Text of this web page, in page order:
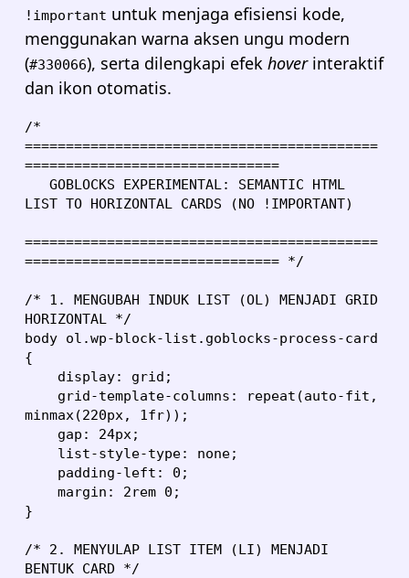
!important untuk menjaga efisiensi kode,
menggunakan warna aksen ungu modern
(#330066), serta dilengkapi efek hoverinteraktif
dan ikon otomatis.
/*
===========================================
===============================
LIST TO HORIZONTAL CARDS (NO !IMPORTANT)
===========================================
=============================== */
/* 1. MENGUBAH INDUK LIST (OL) MENJADI GRID
HORIZONTAL */
body ol.wp-block-list.goblocks-process-card
{
minmax(220px, 1fr));
}
/* 2. MENYULAP LIST ITEM (LI) MENJADI
BENTUK CARD */